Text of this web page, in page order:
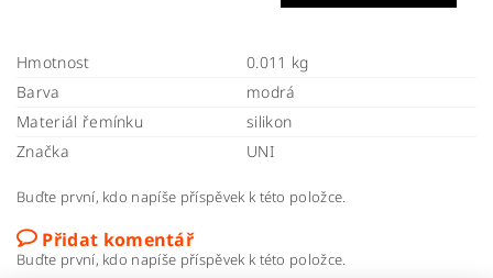
Hmotnost
0.011 kg
Barva
modrá
Materiál řemínku
silikon
Značka
UNI
Buďte první, kdo napíše příspěvek k této položce.
Přidat komentář
Buďte první, kdo napíše příspěvek k této položce.